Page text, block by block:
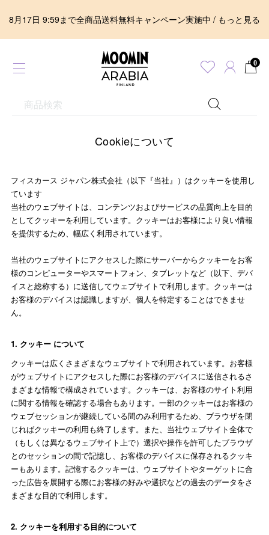
8月17日 9:59まで全商品送料無料キャンペーン実施中 / もっと見る
0
Cookieについて
フィスカース ジャパン株式会社（以下『当社』）はクッキーを使用し
ています
当社のウェブサイトは、コンテンツおよびサービスの品質向上を目的
としてクッキーを利用しています。クッキーはお客様により良い情報
を提供するため、幅広く利用されています。
当社のウェブサイトにアクセスした際にサーバーからクッキーをお客
様のコンピューターやスマートフォン、タブレットなど（以下、デバ
イスと総称する）に送信してウェブサイトで利用します。クッキーは
お客様のデバイスは認識しますが、個人を特定することはできませ
ん。
1. クッキー について
クッキーは広くさまざまなウェブサイトで利用されています。お客様
がウェブサイトにアクセスした際にお客様のデバイスに送信されるさ
まざまな情報で構成されています。クッキーは、お客様のサイト利用
に関する情報を確認する場合もあります。一部のクッキーはお客様の
ウェブセッションが継続している間のみ利用するため、ブラウザを閉
じればクッキーの利用も終了します。また、当社ウェブサイト全体で
（もしくは異なるウェブサイト上で）選択や操作を許可したブラウザ
とのセッションの間で記憶し、お客様のデバイスに保存されるクッキ
ーもあります。記憶するクッキーは、ウェブサイトやターゲットに合
った広告を展開する際にお客様の好みや選択などの過去のデータをさ
まざまな目的で利用します。
2. クッキーを利用する目的について